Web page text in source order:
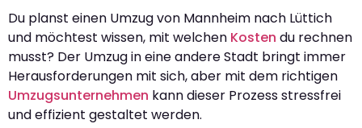
Du planst einen Umzug von Mannheim nach Lüttich
und möchtest wissen, mit welchen Kosten du rechnen
musst? Der Umzug in eine andere Stadt bringt immer
Herausforderungen mit sich, aber mit dem richtigen
Umzugsunternehmen kann dieser Prozess stressfrei
und effizient gestaltet werden.